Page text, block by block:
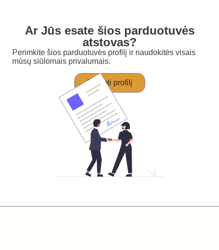
Ar Jūs esate šios parduotuvės
atstovas?
Perimkite šios parduotuvės profilį ir naudokitės visais
mūsų siūlomais privalumais.
Perimti profilį